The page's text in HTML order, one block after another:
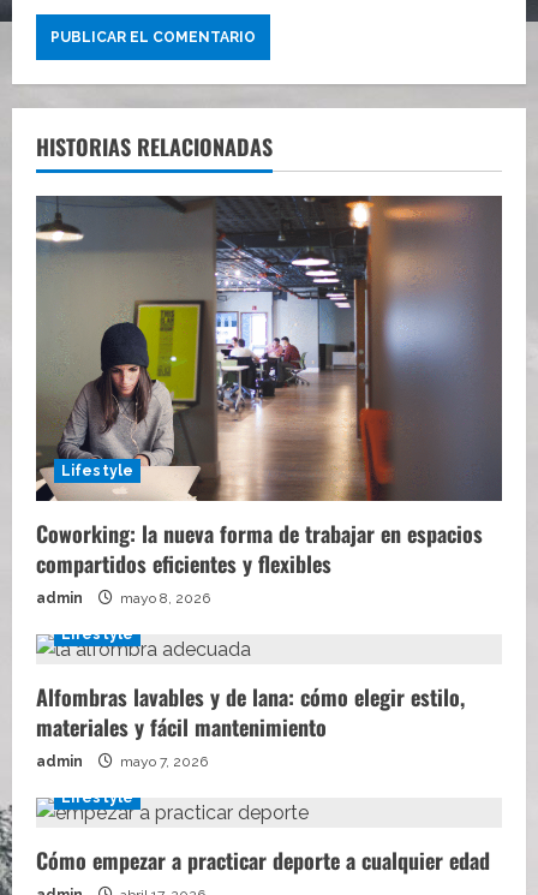
HISTORIAS RELACIONADAS
Lifestyle
Coworking: la nueva forma de trabajar en espacios
compartidos eficientes y flexibles
admin mayo 8, 2026
Lifestyle
Alfombras lavables y de lana: cómo elegir estilo,
materiales y fácil mantenimiento
admin mayo 7, 2026
Lifestyle
Cómo empezar a practicar deporte a cualquier edad